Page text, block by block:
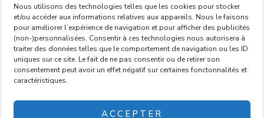
Nous utilisons des technologies telles que les cookies pour stocker
et/ou accéder aux informations relatives aux appareils. Nous le faisons
pour améliorer l’expérience de navigation et pour afficher des publicités
(non-)personnalisées. Consentir à ces technologies nous autorisera à
traiter des données telles que le comportement de navigation ou les ID
uniques sur ce site. Le fait de ne pas consentir ou de retirer son
consentement peut avoir un effet négatif sur certaines fonctonnalités et
caractéristiques.
ACCEPTER
Prestataire de services
N° affilié AVS : 331.684.3
Politique de confidentialité
2026 CopyrightPassion Voyageuse.Blossom Chic - Développé